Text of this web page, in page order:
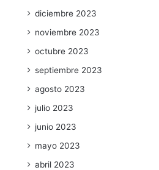
diciembre 2023
noviembre 2023
octubre 2023
septiembre 2023
agosto 2023
julio 2023
junio 2023
mayo 2023
abril 2023